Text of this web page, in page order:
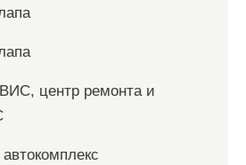
центр ремонта и